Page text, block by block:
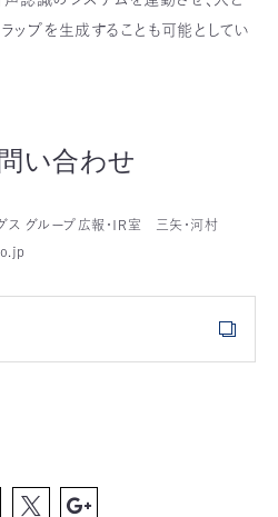
ップを生成することも可能としてい
い合わせ
グループ広報・ＩＲ室 三矢・河村